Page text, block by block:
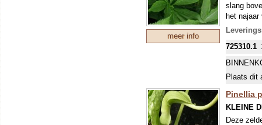
meer info
slang
het najaar
725310.1
Plaats dit
Pinellia
KLEINE
Deze